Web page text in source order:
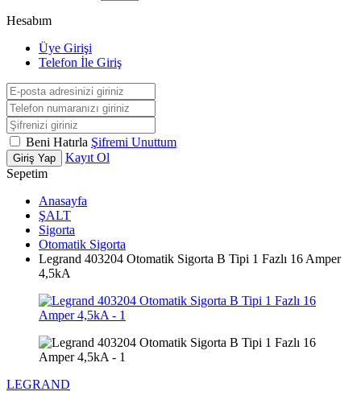
Hesabım
Üye Girişi
Telefon İle Giriş
Beni Hatırla Şifremi Unuttum
Giriş Yap
Kayıt Ol
Sepetim
Anasayfa
ŞALT
Sigorta
Otomatik Sigorta
Legrand 403204 Otomatik Sigorta B Tipi 1 Fazlı 16 Amper
4,5kA
LEGRAND